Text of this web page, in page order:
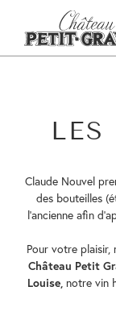
Claude Nouvel
des bouteilles
l’ancienne afin
Pour votre plaisir,
Château Petit
Louise, notre vin